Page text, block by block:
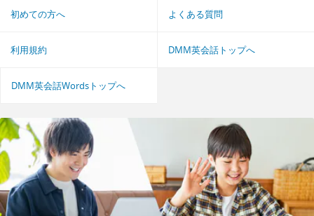
初めての方へ よくある質問
利用規約 DMM英会話トップへ
DMM英会話Wordsトップへ